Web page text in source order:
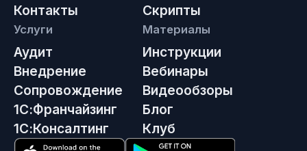
Контакты
Скрипты
Услуги
Аудит
Внедрение
Сопровождение
1С:Франчайзинг
1С:Консалтинг
Материалы
Инструкции
Вебинары
Видеообзоры
Блог
Клуб